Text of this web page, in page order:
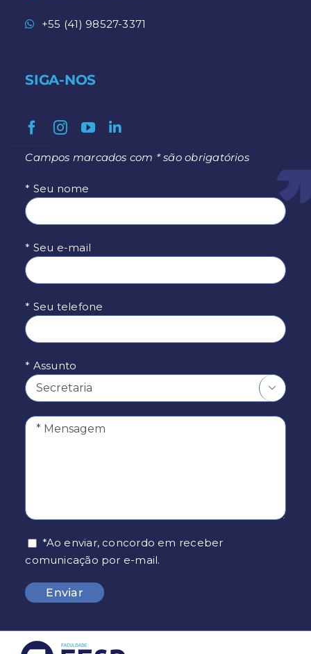
+55 (41) 98527-3371
SIGA-NOS
Campos marcados com * são obrigatórios
* Seu nome
* Seu e-mail
* Seu telefone
* Assunto

*Ao enviar, concordo em receber
comunicação por e-mail.